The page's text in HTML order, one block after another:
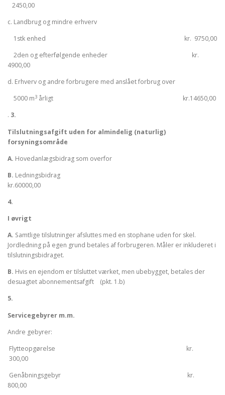
2450,00
c. Landbrug og mindre erhverv
1stk enhed kr. 9750,00
2den og efterfølgende enheder kr.
4900,00
d. Erhverv og andre forbrugere med anslået forbrug over
5000 m3 årligt kr.14650,00
. 3.
Tilslutningsafgift uden for almindelig (naturlig)
forsyningsområde
A. Hovedanlægsbidrag som overfor
B. Ledningsbidrag
kr.60000,00
4.
I øvrigt
A. Samtlige tilslutninger afsluttes med en stophane uden for skel.
Jordledning på egen grund betales af forbrugeren. Måler er inkluderet i
tilslutningsbidraget.
B. Hvis en ejendom er tilsluttet værket, men ubebygget, betales der
desuagtet abonnementsafgift (pkt. 1.b)
5.
Servicegebyrer m.m.
Andre gebyrer:
Flytteopgørelse kr.
300,00
Genåbningsgebyr kr.
800,00